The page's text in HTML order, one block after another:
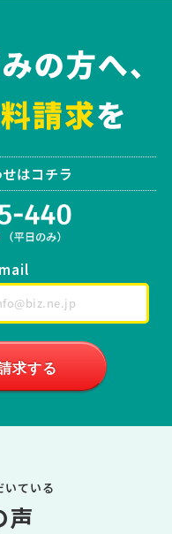
はコチラ
求する
いている
声